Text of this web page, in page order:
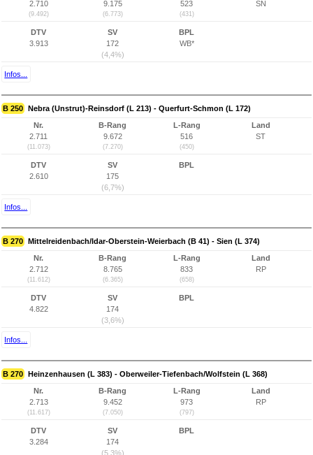
2.710
(9.492)
9.175
(6.773)
523
(431)
SN
DTV
3.913
SV
172
(4,4%)
BPL
WB*
Infos...
B 250 Nebra (Unstrut)-Reinsdorf (L 213) - Querfurt-Schmon (L 172)
Nr.
2.711
(11.073)
B-Rang
9.672
(7.270)
L-Rang
516
(450)
Land
ST
DTV
2.610
SV
175
(6,7%)
BPL
Infos...
B 270 Mittelreidenbach/Idar-Oberstein-Weierbach (B 41) - Sien (L 374)
Nr.
2.712
(11.612)
B-Rang
8.765
(6.365)
L-Rang
833
(658)
Land
RP
DTV
4.822
SV
174
(3,6%)
BPL
Infos...
B 270 Heinzenhausen (L 383) - Oberweiler-Tiefenbach/Wolfstein (L 368)
Nr.
2.713
(11.617)
B-Rang
9.452
(7.050)
L-Rang
973
(797)
Land
RP
DTV
3.284
SV
174
(5,3%)
BPL